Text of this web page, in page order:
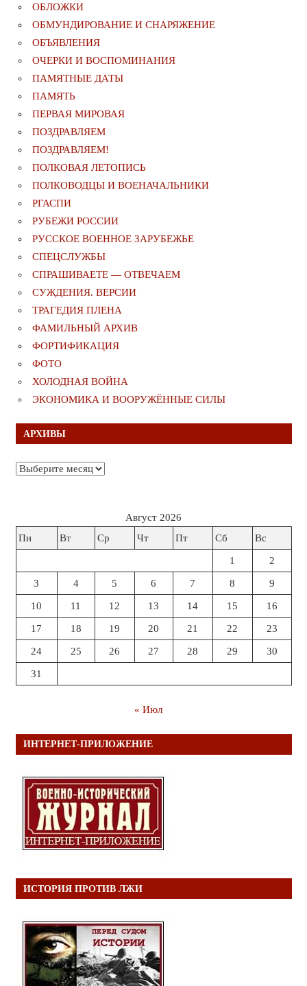
ОБЛОЖКИ
ОБМУНДИРОВАНИЕ И СНАРЯЖЕНИЕ
ОБЪЯВЛЕНИЯ
ОЧЕРКИ И ВОСПОМИНАНИЯ
ПАМЯТНЫЕ ДАТЫ
ПАМЯТЬ
ПЕРВАЯ МИРОВАЯ
ПОЗДРАВЛЯЕМ
ПОЗДРАВЛЯЕМ!
ПОЛКОВАЯ ЛЕТОПИСЬ
ПОЛКОВОДЦЫ И ВОЕНАЧАЛЬНИКИ
РГАСПИ
РУБЕЖИ РОССИИ
РУССКОЕ ВОЕННОЕ ЗАРУБЕЖЬЕ
СПЕЦСЛУЖБЫ
СПРАШИВАЕТЕ — ОТВЕЧАЕМ
СУЖДЕНИЯ. ВЕРСИИ
ТРАГЕДИЯ ПЛЕНА
ФАМИЛЬНЫЙ АРХИВ
ФОРТИФИКАЦИЯ
ФОТО
ХОЛОДНАЯ ВОЙНА
ЭКОНОМИКА И ВООРУЖЁННЫЕ СИЛЫ
АРХИВЫ
Архивы
Август 2026
Пн
Вт Ср Чт Пт Сб Вс
1 2
3 4 5 6 7 8 9
10 11 12 13 14 15 16
17 18 19 20 21 22 23
24 25 26 27 28 29 30
31
« Июл
ИНТЕРНЕТ-ПРИЛОЖЕНИЕ
ИСТОРИЯ ПРОТИВ ЛЖИ